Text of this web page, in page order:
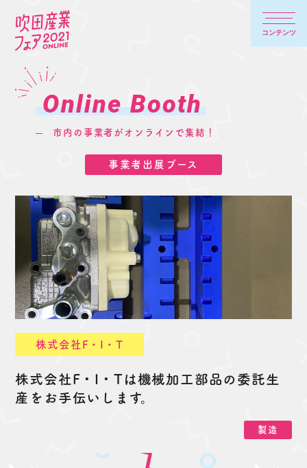
コンテンツ
Online Booth
市内の事業者がオンラインで集結！
事業者出展ブース
株式会社F・I・T
株式会社F・I・Tは機械加工部品の委託生
産をお手伝いします。
製造